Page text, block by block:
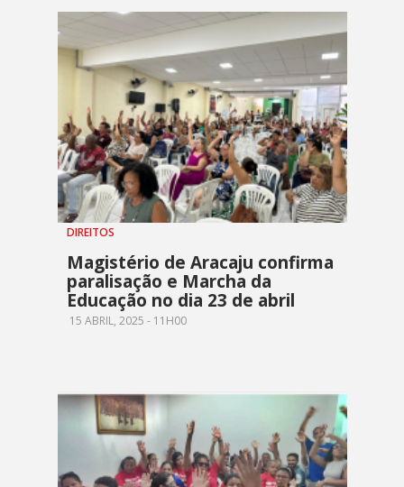
DIREITOS
Magistério de Aracaju confirma
paralisação e Marcha da
Educação no dia 23 de abril
15 ABRIL, 2025 - 11H00